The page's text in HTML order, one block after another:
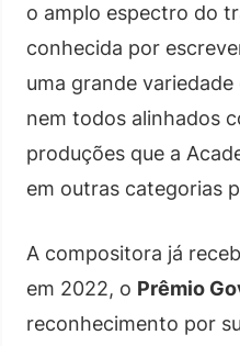
o amplo espectro do
conhecida por
uma grande
nem todos alinhados
produções que a
em outras categorias
A compositora já
em 2022, o Prêmio
reconhecimento por